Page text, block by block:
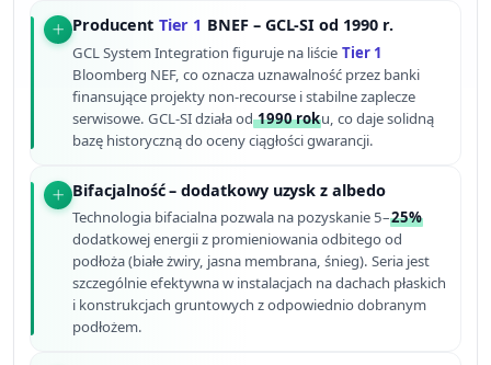
Producent Tier 1 BNEF – GCL-SI od 1990 r.
GCL System Integration figuruje na liście Tier 1
Bloomberg NEF, co oznacza uznawalność przez banki
finansujące projekty non-recourse i stabilne zaplecze
serwisowe. GCL-SI działa od1990 roku, co daje solidną
bazę historyczną do oceny ciągłości gwarancji.
Bifacjalność – dodatkowy uzysk z albedo
Technologia bifacialna pozwala na pozyskanie 5–25%
dodatkowej energii z promieniowania odbitego od
podłoża (białe żwiry, jasna membrana, śnieg). Seria jest
szczególnie efektywna w instalacjach na dachach płaskich
i konstrukcjach gruntowych z odpowiednio dobranym
podłożem.